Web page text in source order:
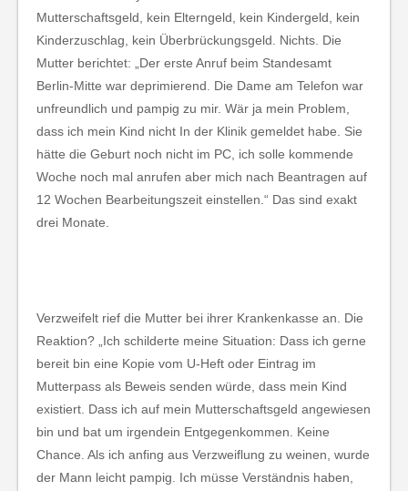
Mutterschaftsgeld, kein Elterngeld, kein Kindergeld, kein
Kinderzuschlag, kein Überbrückungsgeld. Nichts. Die
Mutter berichtet: „Der erste Anruf beim Standesamt
Berlin-Mitte war deprimierend. Die Dame am Telefon war
unfreundlich und pampig zu mir. Wär ja mein Problem,
dass ich mein Kind nicht In der Klinik gemeldet habe. Sie
hätte die Geburt noch nicht im PC, ich solle kommende
Woche noch mal anrufen aber mich nach Beantragen auf
12 Wochen Bearbeitungszeit einstellen.“ Das sind exakt
drei Monate.
Verzweifelt rief die Mutter bei ihrer Krankenkasse an. Die
Reaktion? „Ich schilderte meine Situation: Dass ich gerne
bereit bin eine Kopie vom U-Heft oder Eintrag im
Mutterpass als Beweis senden würde, dass mein Kind
existiert. Dass ich auf mein Mutterschaftsgeld angewiesen
bin und bat um irgendein Entgegenkommen. Keine
Chance. Als ich anfing aus Verzweiflung zu weinen, wurde
der Mann leicht pampig. Ich müsse Verständnis haben,